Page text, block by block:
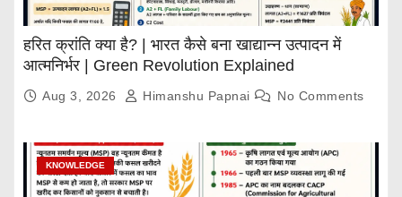
हरित क्रांति क्या है? | भारत कैसे बना खाद्यान्न उत्पादन में
आत्मनिर्भर | Green Revolution Explained
Aug 3, 2026 Himanshu Papnai No Comments
KNOWLEDGE